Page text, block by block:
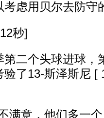
考虑用贝尔去防守
秒]
二个头球进球，
了13-斯泽斯尼 [
意，他们多一个